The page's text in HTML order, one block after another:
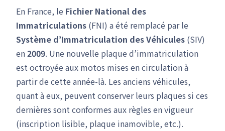
En France, le Fichier National des
Immatriculations (FNI) a été remplacé par le
Système d’Immatriculation des Véhicules (SIV)
en2009. Une nouvelle plaque d’immatriculation
est octroyée aux motos mises en circulation à
partir de cette année-là. Les anciens véhicules,
quant à eux, peuvent conserver leurs plaques si ces
dernières sont conformes aux règles en vigueur
(inscription lisible, plaque inamovible, etc.).